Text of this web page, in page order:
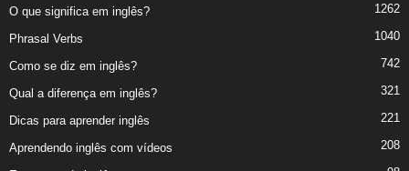
O que significa em inglês? 1262
Phrasal Verbs 1040
Como se diz em inglês? 742
Qual a diferença em inglês? 321
Dicas para aprender inglês 221
Aprendendo inglês com vídeos 208